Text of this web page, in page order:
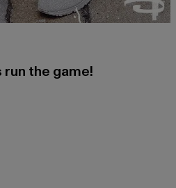
the game!